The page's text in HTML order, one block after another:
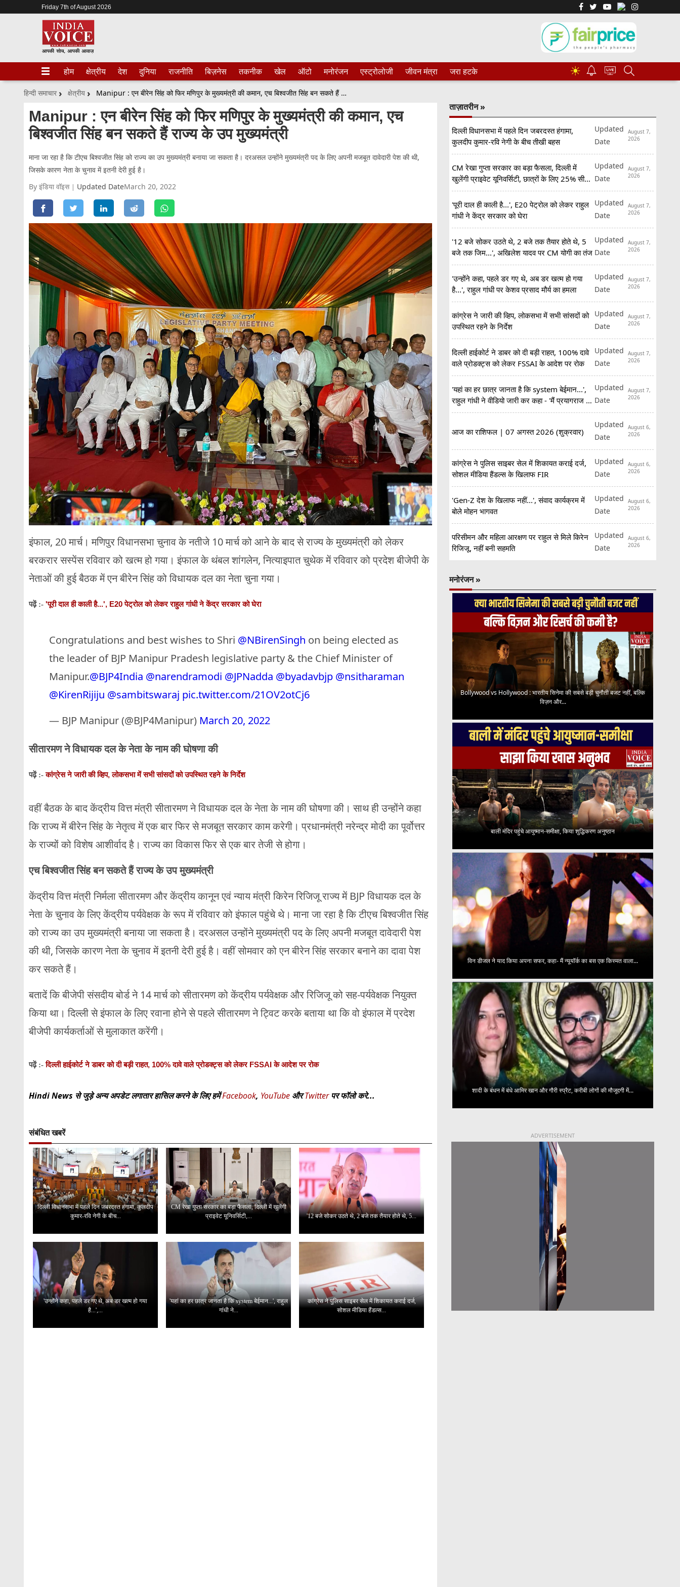
Friday 7th of August 2026
होम क्षेत्रीय देश दुनिया राजनीति बिज़नेस तकनीक खेल ऑटो मनोरंजन एस्ट्रोलोजी जीवन मंत्रा जरा हटके ☀
हिन्दी समाचार क्षेत्रीय Manipur : एन बीरेन सिंह को फिर मणिपुर के मुख्यमंत्री की कमान, एच बिश्वजीत सिंह बन सकते हैं राज्य के उप मुख्यमंत्री
Manipur : एन बीरेन सिंह को फिर मणिपुर के मुख्यमंत्री की कमान, एच
बिश्वजीत सिंह बन सकते हैं राज्य के उप मुख्यमंत्री
माना जा रहा है कि टीएच बिश्वजीत सिंह को राज्य का उप मुख्यमंत्री बनाया जा सकता है। दरअसल उन्होंने मुख्यमंत्री पद के लिए अपनी मजबूत दावेदारी पेश की थी,
जिसके कारण नेता के चुनाव में इतनी देरी हुई है।
By इंडिया वॉइस
Updated DateMarch 20, 2022
इंफाल, 20 मार्च। मणिपुर विधानसभा चुनाव के नतीजे 10 मार्च को आने के बाद से राज्य के मुख्यमंत्री को लेकर
बरकरार सस्पेंस रविवार को खत्म हो गया। इंफाल के थंबल शांगलेन, नित्याइपात चुथेक में रविवार को प्रदेश बीजेपी के
नेताओं की हुई बैठक में एन बीरेन सिंह को विधायक दल का नेता चुना गया।
पढ़ें :- 'पूरी दाल ही काली है...', E20 पेट्रोल को लेकर राहुल गांधी ने केंद्र सरकार को घेरा
Congratulations and best wishes to Shri @NBirenSingh on being elected as
the leader of BJP Manipur Pradesh legislative party & the Chief Minister of
Manipur.@BJP4India @narendramodi @JPNadda @byadavbjp @nsitharaman
@KirenRijiju @sambitswaraj pic.twitter.com/21OV2otCj6
— BJP Manipur (@BJP4Manipur) March 20, 2022
सीतारमण ने विधायक दल के नेता के नाम की घोषणा की
पढ़ें :-कांग्रेस ने जारी की व्हिप, लोकसभा में सभी सांसदों को उपस्थित रहने के निर्देश
वहीं बैठक के बाद केंद्रीय वित्त मंत्री सीतारमण ने विधायक दल के नेता के नाम की घोषणा की। साथ ही उन्होंने कहा
कि राज्य में बीरेन सिंह के नेतृत्व में एक बार फिर से मजबूत सरकार काम करेगी। प्रधानमंत्री नरेन्द्र मोदी का पूर्वोत्तर
के राज्यों को विशेष आशीर्वाद है। राज्य का विकास फिर से एक बार तेजी से होगा।
एच बिश्वजीत सिंह बन सकते हैं राज्य के उप मुख्यमंत्री
केंद्रीय वित्त मंत्री निर्मला सीतारमण और केंद्रीय कानून एवं न्याय मंत्री किरेन रिजिजू राज्य में BJP विधायक दल के
नेता के चुनाव के लिए केंद्रीय पर्यवेक्षक के रूप में रविवार को इंफाल पहुंचे थे। माना जा रहा है कि टीएच बिश्वजीत सिंह
को राज्य का उप मुख्यमंत्री बनाया जा सकता है। दरअसल उन्होंने मुख्यमंत्री पद के लिए अपनी मजबूत दावेदारी पेश
की थी, जिसके कारण नेता के चुनाव में इतनी देरी हुई है। वहीं सोमवार को एन बीरेन सिंह सरकार बनाने का दावा पेश
कर सकते हैं।
बतादें कि बीजेपी संसदीय बोर्ड ने 14 मार्च को सीतारमण को केंद्रीय पर्यवेक्षक और रिजिजू को सह-पर्यवेक्षक नियुक्त
किया था। दिल्ली से इंफाल के लिए रवाना होने से पहले सीतारमण ने ट्विट करके बताया था कि वो इंफाल में प्रदेश
बीजेपी कार्यकर्ताओं से मुलाकात करेंगी।
पढ़ें :-दिल्ली हाईकोर्ट ने डाबर को दी बड़ी राहत, 100% दावे वाले प्रोडक्ट्स को लेकर FSSAI के आदेश पर रोक
Hindi News से जुड़े अन्य अपडेट लगातार हासिल करने के लिए हमेंFacebook, YouTube औरTwitterपर फॉलो करे...
संबंधित खबरें
दिल्ली विधानसभा में पहले दिन जबरदस्त हंगामा, कुलदीप
कुमार-रवि नेगी के बीच...
CM रेखा गुप्ता सरकार का बड़ा फैसला, दिल्ली में खुलेंगी
प्राइवेट यूनिवर्सिटी,...
'12 बजे सोकर उठते थे, 2 बजे तक तैयार होते थे, 5...
'उन्होंने कहा, पहले डर गए थे, अब डर खत्म हो गया
है...',...
'यहां का हर छात्र जानता है कि system बेईमान...', राहुल
गांधी ने...
कांग्रेस ने पुलिस साइबर सेल में शिकायत कराई दर्ज,
सोशल मीडिया हैंडल्स...
ताज़ातरीन »
दिल्ली विधानसभा में पहले दिन जबरदस्त हंगामा,
कुलदीप कुमार-रवि नेगी के बीच तीखी बहस
Updated
Date
August 7,
2026
CM रेखा गुप्ता सरकार का बड़ा फैसला, दिल्ली में
खुलेंगी प्राइवेट यूनिवर्सिटी, छात्रों के लिए 25% सीटें
रिजर्व
Updated
Date
August 7,
2026
'पूरी दाल ही काली है...', E20 पेट्रोल को लेकर राहुल
गांधी ने केंद्र सरकार को घेरा
Updated
Date
August 7,
2026
'12 बजे सोकर उठते थे, 2 बजे तक तैयार होते थे, 5
बजे तक जिम...', अखिलेश यादव पर CM योगी का तंज
Updated
Date
August 7,
2026
'उन्होंने कहा, पहले डर गए थे, अब डर खत्म हो गया
है...', राहुल गांधी पर केशव प्रसाद मौर्य का हमला
Updated
Date
August 7,
2026
कांग्रेस ने जारी की व्हिप, लोकसभा में सभी सांसदों को
उपस्थित रहने के निर्देश
Updated
Date
August 7,
2026
दिल्ली हाईकोर्ट ने डाबर को दी बड़ी राहत, 100% दावे
वाले प्रोडक्ट्स को लेकर FSSAI के आदेश पर रोक
Updated
Date
August 7,
2026
'यहां का हर छात्र जानता है कि system बेईमान...',
राहुल गांधी ने वीडियो जारी कर कहा - 'मैं प्रयागराज आ
रहा हूं'
Updated
Date
August 7,
2026
आज का राशिफल | 07 अगस्त 2026 (शुक्रवार)
Updated
Date
August 6,
2026
कांग्रेस ने पुलिस साइबर सेल में शिकायत कराई दर्ज,
सोशल मीडिया हैंडल्स के खिलाफ FIR
Updated
Date
August 6,
2026
'Gen-Z देश के खिलाफ नहीं...', संवाद कार्यक्रम में
बोले मोहन भागवत
Updated
Date
August 6,
2026
परिसीमन और महिला आरक्षण पर राहुल से मिले किरेन
रिजिजू, नहीं बनी सहमति
Updated
Date
August 6,
2026
मनोरंजन »
Bollywood vs Hollywood : भारतीय सिनेमा की सबसे बड़ी चुनौती बजट नहीं, बल्कि
विज़न और...
बाली मंदिर पहुंचे आयुष्मान-समीक्षा, किया शुद्धिकरण अनुष्ठान
विन डीजल ने याद किया अपना सफर, कहा- मैं न्यूयॉर्क का बस एक किस्मत वाला...
शादी के बंधन में बंधे आमिर खान और गौरी स्प्रैट, करीबी लोगों की मौजूदगी में...
ADVERTISEMENT